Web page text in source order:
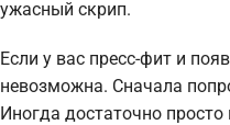
ужасный скрип.
Если у вас пресс-фит и
невозможна. Сначала
Иногда достаточно